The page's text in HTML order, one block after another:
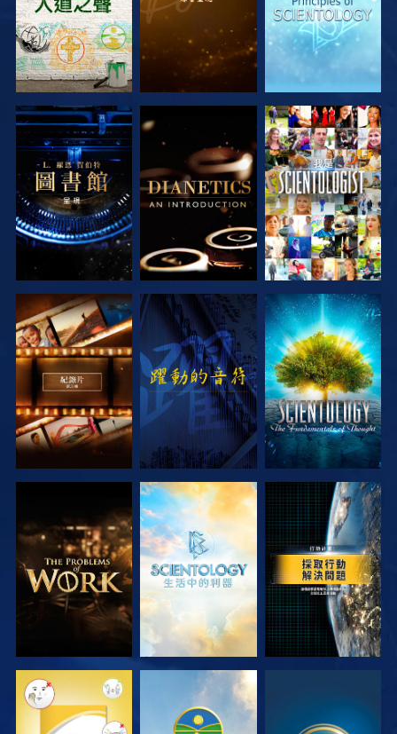
探索系列節目 探索系列節目 觀看
探索系列節目 觀看 探索系列節目
探索系列節目 探索系列節目 觀看
觀看 觀看 觀看